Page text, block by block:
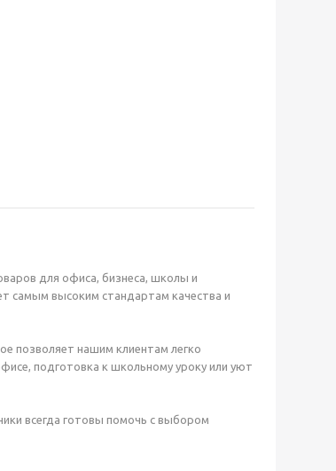
для офиса, бизнеса, школы и
самым высоким стандартам качества и
позволяет нашим клиентам легко
подготовка к школьному уроку или уют
всегда готовы помочь с выбором